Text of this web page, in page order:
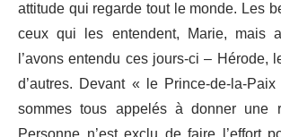
attitude qui regarde tout le monde. Les
ceux qui les entendent, Marie, mais
l’avons entendu ces jours-ci – Hérode,
d’autres. Devant « le Prince-de-la-
sommes tous appelés à donner une